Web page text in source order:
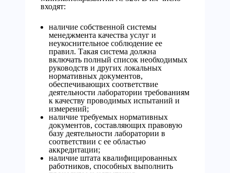
входят:
наличие собственной системы
менеджмента качества услуг и
неукоснительное соблюдение ее
правил. Такая система должна
включать полный список необходимых
руководств и других локальных
нормативных документов,
обеспечивающих соответствие
деятельности лаборатории требованиям
к качеству проводимых испытаний и
измерений;
наличие требуемых нормативных
документов, составляющих правовую
базу деятельности лаборатории в
соответствии с ее областью
аккредитации;
наличие штата квалифицированных
работников, способных выполнить